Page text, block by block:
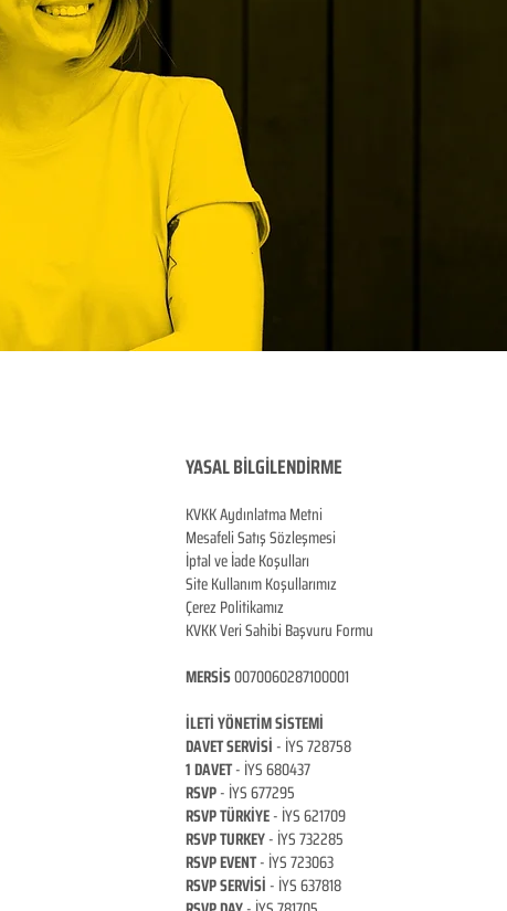
YASAL BİLGİLENDİRME
KVKK Aydınlatma Metni
Mesafeli Satış Sözleşmesi
İptal ve İade Koşulları
Site Kullanım Koşullarımız
Çerez Politikamız
KVKK Veri Sahibi Başvuru Formu
MERSİS0070060287100001
İLETİ YÖNETİM SİSTEMİ
DAVET SERVİSİ- İYS 728758
1 DAVET- İYS 680437
RSVP- İYS 677295
RSVP TÜRKİYE- İYS 621709
RSVP TURKEY- İYS 732285
RSVP EVENT- İYS 723063
RSVP SERVİSİ- İYS 637818